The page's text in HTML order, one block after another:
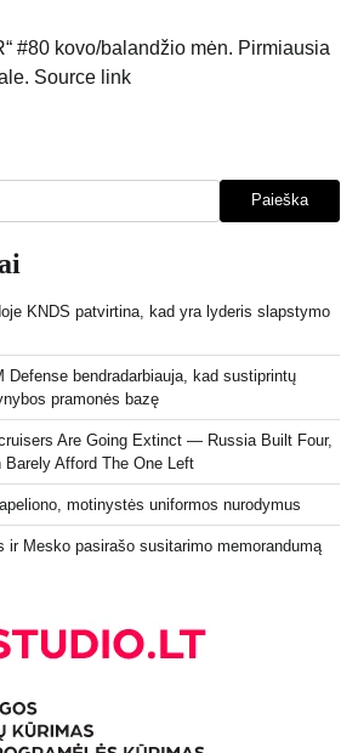
#80 kovo/balandžio mėn. Pirmiausia
Source link
Paieška
KNDS patvirtina, kad yra lyderis slapstymo
bendradarbiauja, kad sustiprintų
pramonės bazę
Are Going Extinct — Russia Built Four,
Barely Afford The One Left
motinystės uniformos nurodymus
ir Mesko pasirašo susitarimo memorandumą